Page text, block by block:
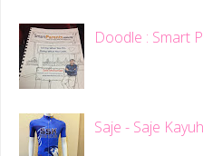
Doodle : Smart
Saje - Saje Kayuh